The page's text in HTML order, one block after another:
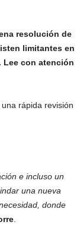
resolución de
limitantes en
Lee con atención
rápida revisión
e incluso un
una nueva
donde
.